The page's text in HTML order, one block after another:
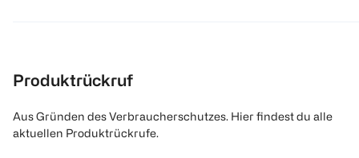
Produktrückruf
Aus Gründen des Verbraucherschutzes. Hier findest du alle
aktuellen Produktrückrufe.